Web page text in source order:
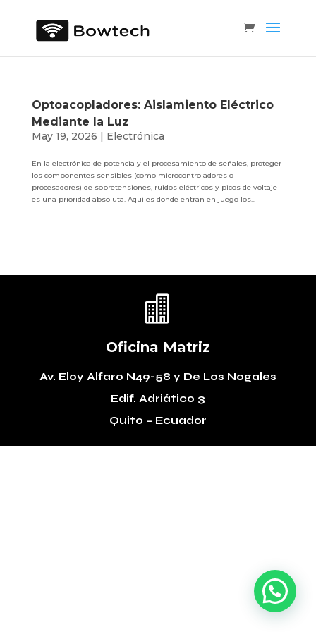
Optoacopladores: Aislamiento Eléctrico
Mediante la Luz
May 19, 2026 | Electrónica
En la electrónica de potencia y el procesamiento de señales, proteger
los componentes sensibles (como microcontroladores o
procesadores) de sobretensiones, ruidos eléctricos y picos de voltaje
es una prioridad absoluta. Aquí es donde entran en juego los...

Oficina Matriz
Av. Eloy Alfaro N49-58 y De Los Nogales
Edif. Adriático 3
Quito – Ecuador